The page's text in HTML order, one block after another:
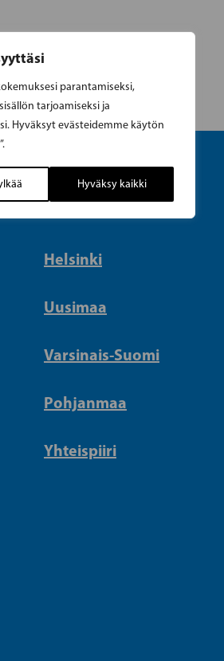
parantamiseksi,
tarjoamiseksi ja
Hyväksyt evästeidemme käytön
Hyväksy kaikki
PIIRIT
Helsinki
Uusimaa
Varsinais-Suomi
Pohjanmaa
Yhteispiiri